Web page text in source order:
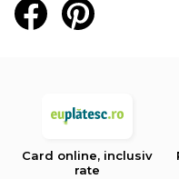
Card online, inclusiv
rate